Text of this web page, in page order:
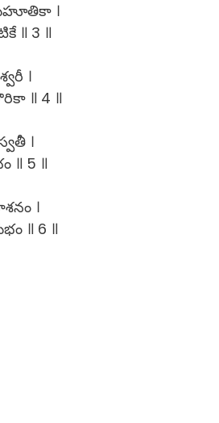
।
॥ 3 ॥
।
॥ 4 ॥
।
॥ 5 ॥
।
॥ 6 ॥